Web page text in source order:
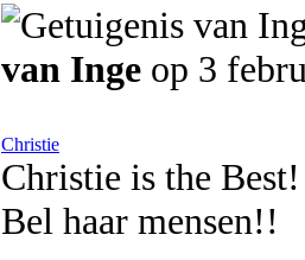
van Inge op 3
Christie
Christie is the
Bel haar mensen!!